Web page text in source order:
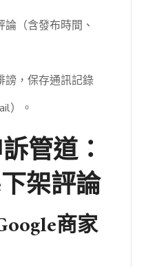
（含發布時間、
謗，保存通訊記錄
）。
管道：
架評論
商家